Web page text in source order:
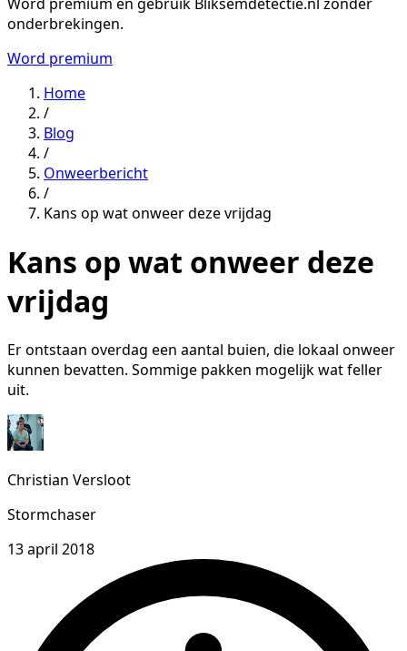
onderbrekingen.
Word premium
Home
/
Blog
/
Onweerbericht
/
Kans op wat onweer deze vrijdag
Kans op wat onweer deze
vrijdag
Er ontstaan overdag een aantal buien, die lokaal onweer
kunnen bevatten. Sommige pakken mogelijk wat feller
uit.
Christian Versloot
Stormchaser
13 april 2018